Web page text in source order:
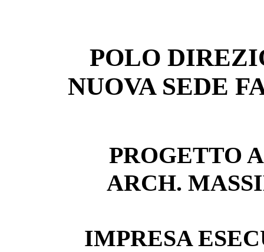
POLO
NUOVA SEDE
PROGETTO
ARCH.
IMPRESA